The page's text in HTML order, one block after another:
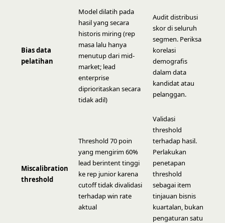
Bias data
pelatihan
Model dilatih pada
hasil yang secara
historis miring (rep
masa lalu hanya
menutup dari mid-
market; lead
enterprise
diprioritaskan secara
tidak adil)
Audit distribusi
skor di seluruh
segmen. Periksa
korelasi
demografis
dalam data
kandidat atau
pelanggan.
Miscalibration
threshold
Threshold 70 poin
yang mengirim 60%
lead berintent tinggi
ke rep junior karena
cutoff tidak divalidasi
terhadap win rate
aktual
Validasi
threshold
terhadap hasil.
Perlakukan
penetapan
threshold
sebagai item
tinjauan bisnis
kuartalan, bukan
pengaturan satu